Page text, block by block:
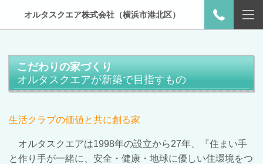
オルタスクエア株式会社（横浜市港北区）
こだわりの家づくり
オルタスクエアが新築で目指すもの
生活クラブの価値と共に創る家
オルタスクエアは1998年の設立から27年、『住まい手
と作り手が一緒に、安全・健康・地球に優しい住環境をつ